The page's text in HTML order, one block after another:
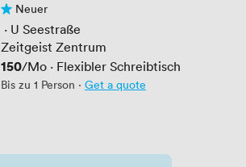
Noch keine Bewertungen
Neuer
· U Seestraße
Zeitgeist Zentrum
Preis
150/Mo · Flexibler Schreibtisch
Bis zu 1 Person · Get a quote